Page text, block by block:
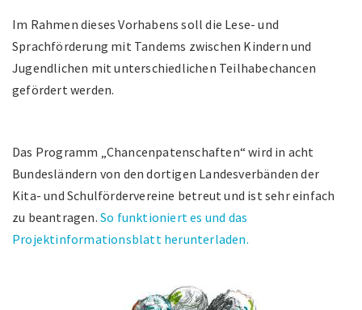
Im Rahmen dieses Vorhabens soll die Lese- und
Sprachförderung mit Tandems zwischen Kindern und
Jugendlichen mit unterschiedlichen Teilhabechancen
gefördert werden.
Das Programm „Chancenpatenschaften“ wird in acht
Bundesländern von den dortigen Landesverbänden der
Kita- und Schulfördervereine betreut und ist sehr einfach
zu beantragen. So funktioniert es und das
Projektinformationsblatt herunterladen.